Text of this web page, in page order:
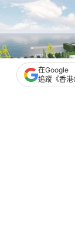
在Google
追蹤《香港